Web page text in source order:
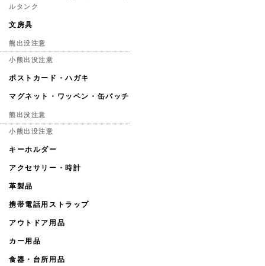
ルタンク
文房具
熊出没注意
小熊出没注意
ポストカード・ハガキ
マグネット・ワッペン・缶バッチ
熊出没注意
小熊出没注意
キーホルダー
アクセサリー・時計
革製品
携帯電話用ストラップ
アウトドア用品
カー用品
食器・台所用品